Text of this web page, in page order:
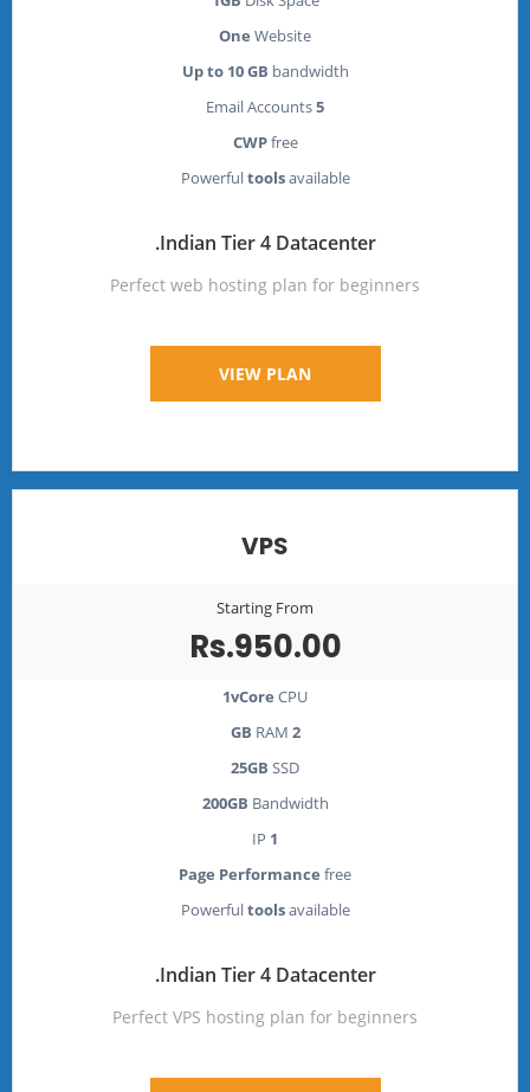
One Website
Up to 10 GB bandwidth
5
CWPfree
Powerfultoolsavailable
Indian Tier 4 Datacenter.
Perfect web hosting plan for beginners
VIEW PLAN
VPS
Starting From
Rs.950.00
1vCore CPU
2 GB
RAM
25GB SSD
200GB Bandwidth
1
Page Performance free
Powerfultoolsavailable
Indian Tier 4 Datacenter.
Perfect VPS hosting plan for beginners